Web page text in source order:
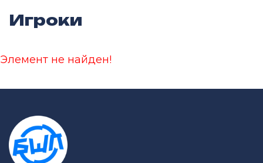
Игроки
Элемент не найден!